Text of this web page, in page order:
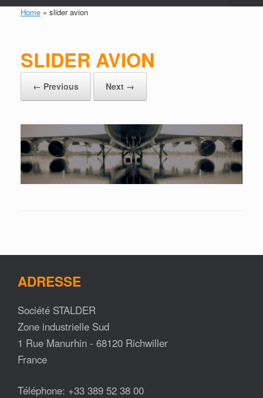
Home » slider avion
SLIDER AVION
← Previous Next →
ADRESSE
Société STALDER
Zone industrielle Sud
1 Rue Manurhin - 68120 Richwiller
France
Téléphone: +33 389 52 38 00